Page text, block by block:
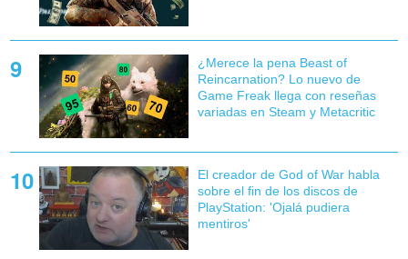
¿Merece la pena Beast of
Reincarnation? Lo nuevo de
Game Freak llega con reseñas
variadas en Steam y Metacritic
El creador de God of War habla
sobre el fin de los discos de
PlayStation: 'Ojalá pudiera
mentiros'